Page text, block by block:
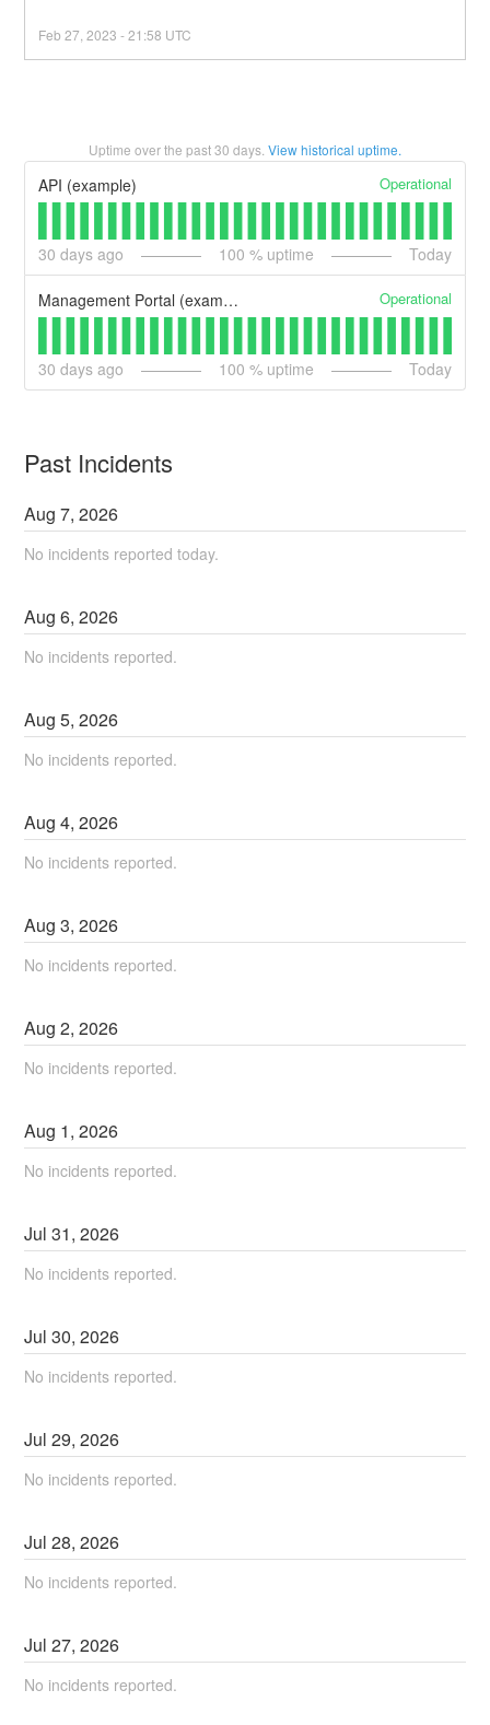
Feb27 ,2023 -21:58 UTC
Uptime over the past30 days. View historical uptime.
API (example) Operational
30 days ago 100 % uptime Today
Management Portal (example) Operational
30 days ago 100 % uptime Today
Past Incidents
Aug7,2026
No incidents reported today.
Aug6,2026
No incidents reported.
Aug5,2026
No incidents reported.
Aug4,2026
No incidents reported.
Aug3,2026
No incidents reported.
Aug2,2026
No incidents reported.
Aug 1,2026
No incidents reported.
Jul31,2026
No incidents reported.
Jul30,2026
No incidents reported.
Jul29,2026
No incidents reported.
Jul28,2026
No incidents reported.
Jul27,2026
No incidents reported.